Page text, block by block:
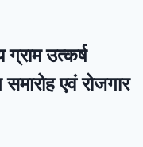
उत्कर्ष
एवं रोजगार